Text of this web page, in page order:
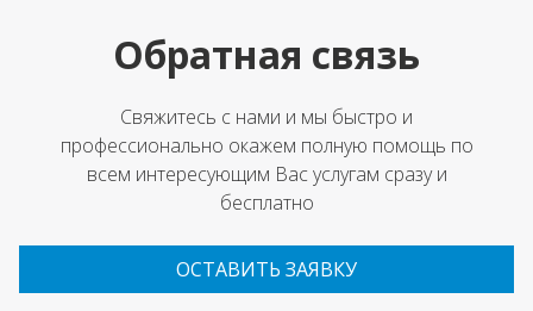
Обратная связь
Свяжитесь с нами и мы быстро и
профессионально окажем полную помощь по
всем интересующим Вас услугам сразу и
бесплатно
ОСТАВИТЬ ЗАЯВКУ